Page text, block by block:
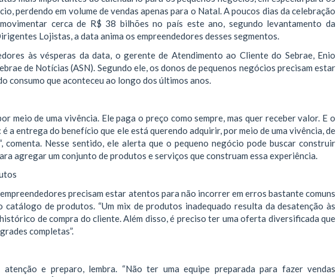
perdendo em volume de vendas apenas para o Natal. A poucos dias da celebração
cerca de R$ 38 bilhões no país este ano, segundo levantamento da
Lojistas, a data anima os empreendedores desses segmentos.
às vésperas da data, o gerente de Atendimento ao Cliente do Sebrae, Enio
de Notícias (ASN). Segundo ele, os donos de pequenos negócios precisam estar
consumo que aconteceu ao longo dos últimos anos.
meio de uma vivência. Ele paga o preço como sempre, mas quer receber valor. E o
é a entrega do benefício que ele está querendo adquirir, por meio de uma vivência, de
comenta. Nesse sentido, ele alerta que o pequeno negócio pode buscar construir
agregar um conjunto de produtos e serviços que construam essa experiência.
precisam estar atentos para não incorrer em erros bastante comuns
catálogo de produtos. “Um mix de produtos inadequado resulta da desatenção às
de compra do cliente. Além disso, é preciso ter uma oferta diversificada que
completas”.
e preparo, lembra. “Não ter uma equipe preparada para fazer vendas